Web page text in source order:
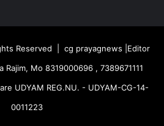
Reserved | cg prayagnews |Editor
Rajim, Mo 8319000696 , 7389671111
UDYAM REG.NU. - UDYAM-CG-14-
0011223